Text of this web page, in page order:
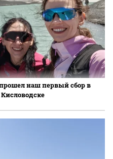
наш первый сбор в